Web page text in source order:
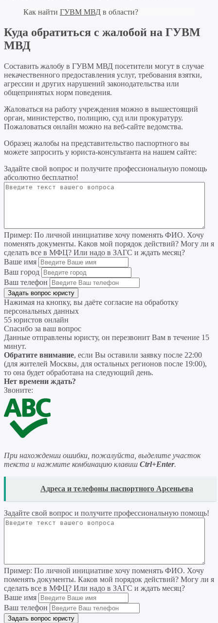
Как найти ГУВМ МВД в области?
Куда обратиться с жалобой на ГУВМ
МВД
Составить жалобу в ГУВМ МВД посетители могут в случае
некачественного предоставления услуг, требования взятки,
агрессии и других нарушений законодательства или
общепринятых норм поведения.
Жаловаться на работу учреждения можно в вышестоящий
орган, министерство, полицию, суд или прокуратуру.
Пожаловаться онлайн можно на веб-сайте ведомства.
Образец жалобы на представительство паспортного вы
можете запросить у юриста-консультанта на нашем сайте:
Задайте свой вопрос и получите профессиональную помощь
абсолютно бесплатно!
Пример: По личной инициативе хочу поменять ФИО. Хочу
поменять документы. Каков мой порядок действий? Могу ли я
сделать все в МФЦ? Или надо в ЗАГС и ждать месяц?
Ваше имя
Ваш город
Ваш телефон
Нажимая на кнопку, вы даёте согласие на обработку
персональных данных
55 юристов онлайн
Спасибо за ваш вопрос
Данные отправлены юристу, он перезвонит Вам в течение 15
минут.
Обратите внимание, если Вы оставили заявку после 22:00
(для жителей Москвы, для остальных регионов после 19:00),
то она будет обработана на следующий день.
Нет времени ждать?
Звоните:
При нахождении ошибки, пожалуйста, выделите участок
текста и нажмите комбинацию клавиш Ctrl+Enter.
Адреса и телефоны паспортного Арсеньева
Задайте свой вопрос и получите профессиональную помощь!
Пример: По личной инициативе хочу поменять ФИО. Хочу
поменять документы. Каков мой порядок действий? Могу ли я
сделать все в МФЦ? Или надо в ЗАГС и ждать месяц?
Ваше имя
Ваш телефон